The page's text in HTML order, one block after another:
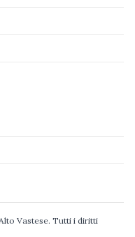
Vastese. Tutti i diritti